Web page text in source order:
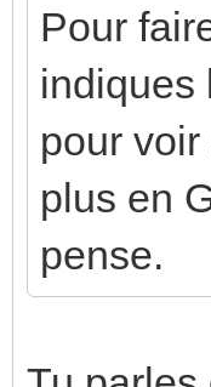
Pour
indiques
pour
plus en
pense.